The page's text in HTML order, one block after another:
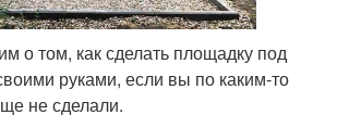
о том, как сделать площадку под
руками, если вы по каким-то
не сделали.